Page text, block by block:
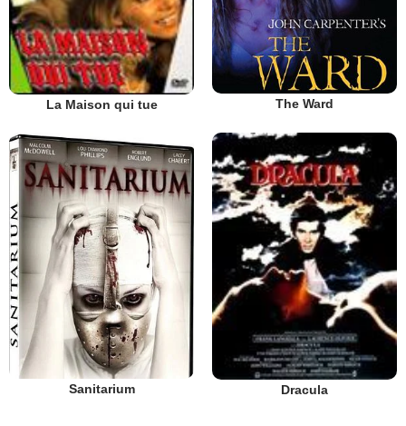
La Maison qui tue The Ward
Sanitarium Dracula